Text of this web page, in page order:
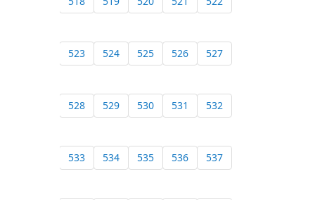
523 524 525 526 527
528 529 530 531 532
533 534 535 536 537